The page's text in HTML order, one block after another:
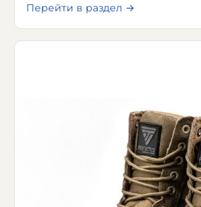
Перейти в раздел →